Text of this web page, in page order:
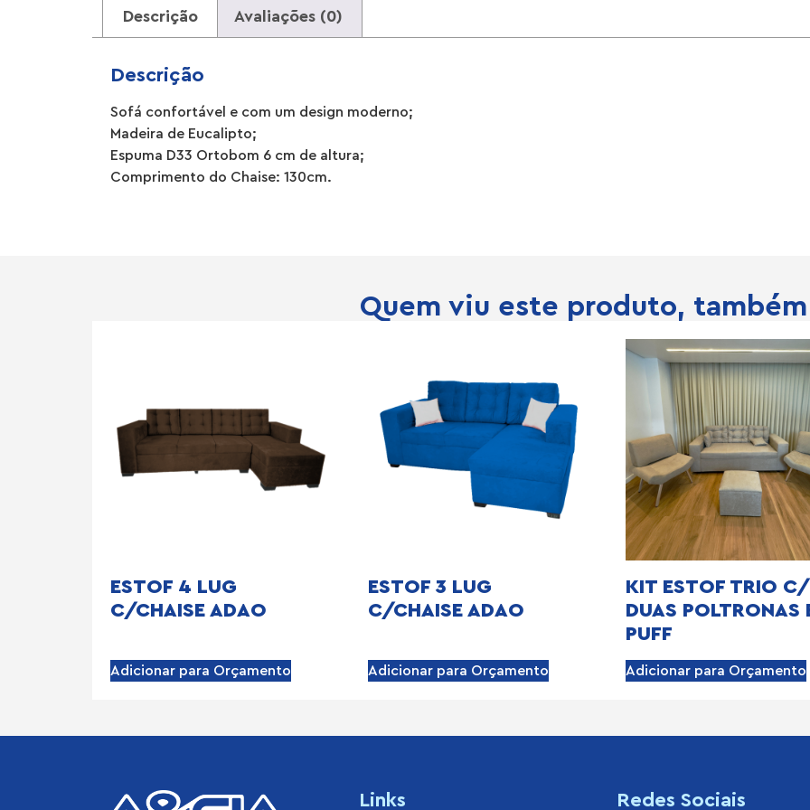
Descrição Avaliações (0)
Descrição
Sofá confortável e com um design moderno;
Madeira de Eucalipto;
Espuma D33 Ortobom 6 cm de altura;
Comprimento do Chaise: 130cm.
Quem viu este produto,
ESTOF 4 LUG
C/CHAISE ADAO
Adicionar para Orçamento
ESTOF 3 LUG
C/CHAISE ADAO
Adicionar para Orçamento
KIT ESTOF TRIO C/
DUAS POLTRONAS
PUFF
Adicionar para Orçamento
Links Redes Sociais